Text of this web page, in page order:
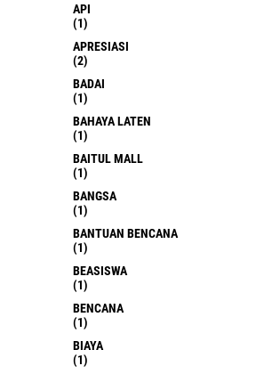
API
(1)
APRESIASI
(2)
BADAI
(1)
BAHAYA LATEN
(1)
BAITUL MALL
(1)
BANGSA
(1)
BANTUAN BENCANA
(1)
BEASISWA
(1)
BENCANA
(1)
BIAYA
(1)